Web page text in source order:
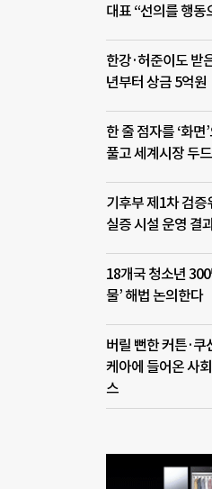
대표 “선의를 행동
한강·허준이도 받
년부터 상금 5억원
한 줄 점자를 ‘화
풀고 세계시장 두드
기후부 제1차 검
실증 시설 운영 결
18개국 청소년
물’ 해법 논의한다
버릴 뻔한 커튼·쿠
케아에 들어온 사
스